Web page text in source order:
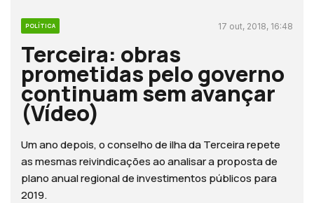
POLÍTICA 17 out, 2018, 16:48
Terceira: obras
prometidas pelo governo
continuam sem avançar
(Vídeo)
Um ano depois, o conselho de ilha da Terceira repete
as mesmas reivindicações ao analisar a proposta de
plano anual regional de investimentos públicos para
2019.